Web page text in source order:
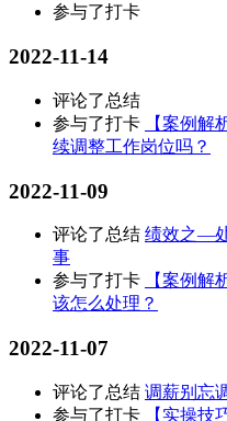
参与了打卡
2022-11-14
评论了总结
参与了打卡
【案例解
续调整工作岗位吗？
2022-11-09
评论了总结 绩效之—
事
参与了打卡
【案例解
该怎么处理？
2022-11-07
评论了总结 调薪别忘
参与了打卡
【实操技